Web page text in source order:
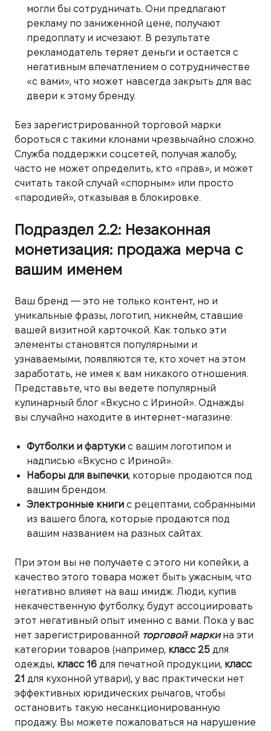
могли бы сотрудничать. Они предлагают
рекламу по заниженной цене, получают
предоплату и исчезают. В результате
рекламодатель теряет деньги и остается с
негативным впечатлением о сотрудничестве
«с вами», что может навсегда закрыть для вас
двери к этому бренду.
Без зарегистрированной торговой марки
бороться с такими клонами чрезвычайно сложно.
Служба поддержки соцсетей, получая жалобу,
часто не может определить, кто «прав», и может
считать такой случай «спорным» или просто
«пародией», отказывая в блокировке.
Подраздел 2.2: Незаконная
монетизация: продажа мерча с
вашим именем
Ваш бренд — это не только контент, но и
уникальные фразы, логотип, никнейм, ставшие
вашей визитной карточкой. Как только эти
элементы становятся популярными и
узнаваемыми, появляются те, кто хочет на этом
заработать, не имея к вам никакого отношения.
Представьте, что вы ведете популярный
кулинарный блог «Вкусно с Ириной». Однажды
вы случайно находите в интернет-магазине:
Футболки и фартуки с вашим логотипом и
надписью «Вкусно с Ириной».
Наборы для выпечки, которые продаются под
вашим брендом.
Электронные книги с рецептами, собранными
из вашего блога, которые продаются под
вашим названием на разных сайтах.
При этом вы не получаете с этого ни копейки, а
качество этого товара может быть ужасным, что
негативно влияет на ваш имидж. Люди, купив
некачественную футболку, будут ассоциировать
этот негативный опыт именно с вами. Пока у вас
нет зарегистрированной торговой маркина эти
категории товаров (например, класс 25 для
одежды, класс 16 для печатной продукции, класс
21 для кухонной утвари), у вас практически нет
эффективных юридических рычагов, чтобы
остановить такую несанкционированную
продажу. Вы можете пожаловаться на нарушение